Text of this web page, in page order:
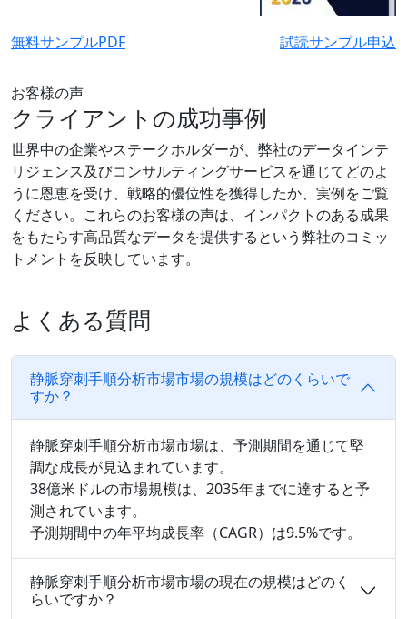
無料サンプルPDF 試読サンプル申込
お客様の声
クライアントの成功事例
世界中の企業やステークホルダーが、弊社のデータインテ
リジェンス及びコンサルティングサービスを通じてどのよ
うに恩恵を受け、戦略的優位性を獲得したか、実例をご覧
ください。これらのお客様の声は、インパクトのある成果
をもたらす高品質なデータを提供するという弊社のコミッ
トメントを反映しています。
よくある質問
静脈穿刺手順分析市場市場の規模はどのくらいで
すか？
静脈穿刺手順分析市場市場は、予測期間を通じて堅
調な成長が見込まれています。
38億米ドルの市場規模は、2035年までに達すると予
測されています。
予測期間中の年平均成長率（CAGR）は9.5%です。
静脈穿刺手順分析市場市場の現在の規模はどのく
らいですか？